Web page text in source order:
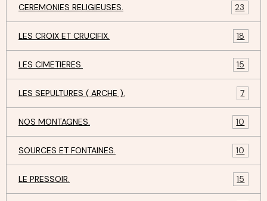
CEREMONIES RELIGIEUSES. 23
LES CROIX ET CRUCIFIX. 18
LES CIMETIERES. 15
LES SEPULTURES ( ARCHE ). 7
NOS MONTAGNES. 10
SOURCES ET FONTAINES. 10
LE PRESSOIR. 15